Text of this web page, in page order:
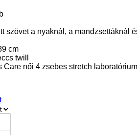
szövet a nyaknál, a mandzsettáknál
cm
twill
Care női 4 zsebes stretch